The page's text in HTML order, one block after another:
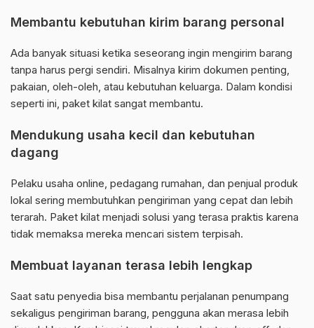
Membantu kebutuhan kirim barang personal
Ada banyak situasi ketika seseorang ingin mengirim barang
tanpa harus pergi sendiri. Misalnya kirim dokumen penting,
pakaian, oleh-oleh, atau kebutuhan keluarga. Dalam kondisi
seperti ini, paket kilat sangat membantu.
Mendukung usaha kecil dan kebutuhan
dagang
Pelaku usaha online, pedagang rumahan, dan penjual produk
lokal sering membutuhkan pengiriman yang cepat dan lebih
terarah. Paket kilat menjadi solusi yang terasa praktis karena
tidak memaksa mereka mencari sistem terpisah.
Membuat layanan terasa lebih lengkap
Saat satu penyedia bisa membantu perjalanan penumpang
sekaligus pengiriman barang, pengguna akan merasa lebih